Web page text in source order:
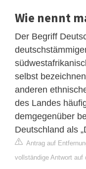
Wie nennt
Der Begriff
selbst
anderen
des Landes
demgegenüber
Deutschland als
Antrag auf
vollständige Antwort auf